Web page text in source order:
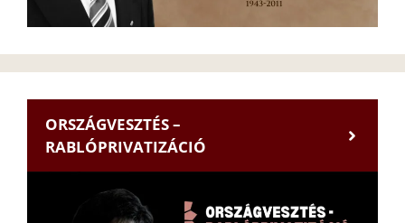
ORSZÁGVESZTÉS –
RABLÓPRIVATIZÁCIÓ